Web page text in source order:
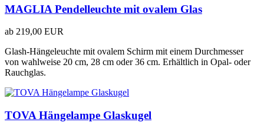
MAGLIA Pendelleuchte mit ovalem Glas
ab 219,00 EUR
Glash-Hängeleuchte mit ovalem Schirm mit einem Durchmesser
von wahlweise 20 cm, 28 cm oder 36 cm. Erhältlich in Opal- oder
Rauchglas.
TOVA Hängelampe Glaskugel